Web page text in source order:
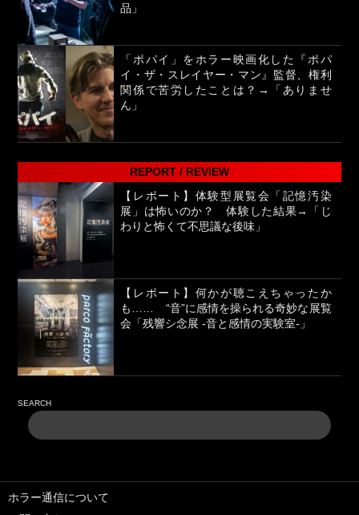
品」
「ポパイ」をホラー映画化した『ポパ
イ・ザ・スレイヤー・マン』監督、権利
関係で苦労したことは？→「ありませ
ん」
REPORT / REVIEW
【レポート】体験型展覧会「記憶汚染
展」は怖いのか？ 体験した結果→「じ
わりと怖くて不思議な後味」
【レポート】何かが聴こえちゃったか
も…… “音”に感情を操られる奇妙な展覧
会「残響シ念展 -⾳と感情の実験室-」
SEARCH
ホラー通信について